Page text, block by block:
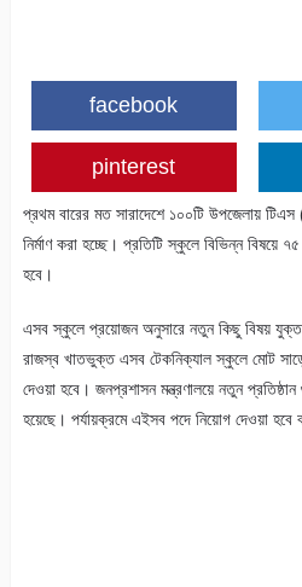
facebook
pinterest
প্রথম বারের মত সারাদেশে ১০০টি উপজেলায়
নির্মাণ করা হচ্ছে। প্রতিটি স্কুলে বিভিন্ন বিষয়ে
হবে।
এসব স্কুলে প্রয়োজন অনুসারে নতুন কিছু বিষয়
রাজস্ব খাতভুক্ত এসব টেকনিক্যাল স্কুলে মোট
দেওয়া হবে। জনপ্রশাসন মন্ত্রণালয়ে নতুন
হয়েছে। পর্যায়ক্রমে এইসব পদে নিয়োগ দেওয়া হবে